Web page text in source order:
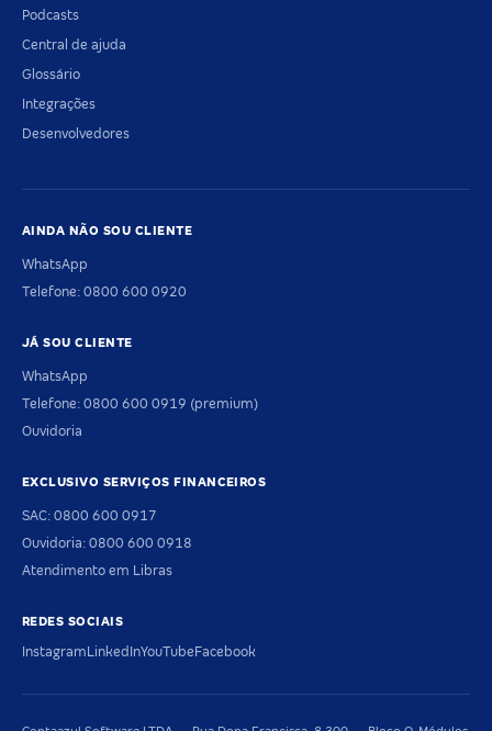
Podcasts
Central de ajuda
Glossário
Integrações
Desenvolvedores
AINDA NÃO SOU CLIENTE
WhatsApp
Telefone: 0800 600 0920
JÁ SOU CLIENTE
WhatsApp
Telefone: 0800 600 0919 (premium)
Ouvidoria
EXCLUSIVO SERVIÇOS FINANCEIROS
SAC: 0800 600 0917
Ouvidoria: 0800 600 0918
Atendimento em Libras
REDES SOCIAIS
InstagramLinkedInYouTubeFacebook